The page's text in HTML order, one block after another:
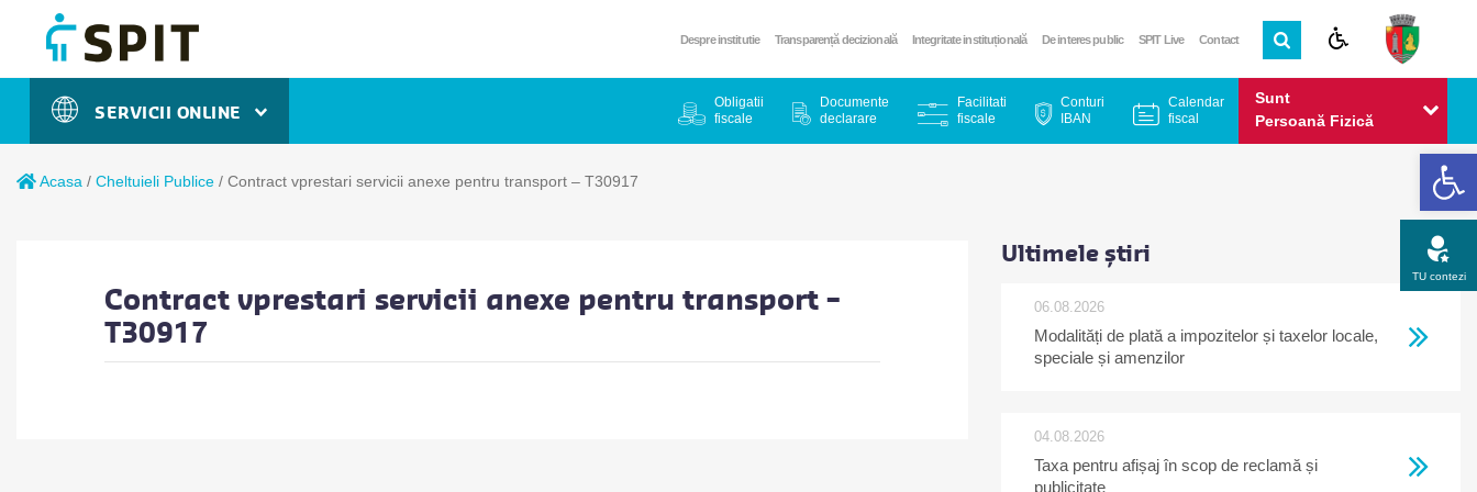
Despre institutie Transparență decizională Integritate instituțională De interes public SPIT Live Contact
SERVICII ONLINE
Sunt
Persoană Fizică
Obligatii
fiscale
Documente
declarare
Facilitati
fiscale
Conturi
IBAN
Calendar
fiscal
Acasa / Cheltuieli Publice / Contract vprestari servicii anexe pentru transport – T30917
Contract vprestari servicii anexe pentru transport –
T30917
Ultimele știri
06.08.2026
Modalități de plată a impozitelor și taxelor locale,
speciale și amenzilor
04.08.2026
Taxa pentru afișaj în scop de reclamă și
publicitate
TU contezi
Opinia ta
Apel gratuit
Newsletter
Program